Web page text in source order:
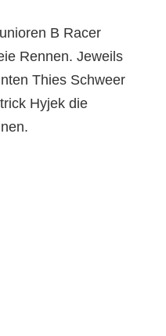
B Racer
Rennen. Jeweils
Thies Schweer
Hyjek die